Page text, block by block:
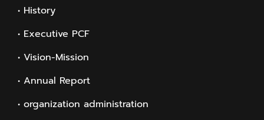
• History
• Executive PCF
• Vision-Mission
• Annual Report
• organization administration